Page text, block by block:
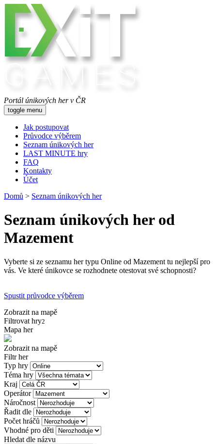
Portál únikových her v ČR
toggle menu
Jak postupovat
Průvodce výběrem
Seznam únikových her
LAST MINUTE hry
FAQ
Kontakty
Účet
Domů > Seznam únikových her
Seznam únikových her od
Mazement
Vyberte si ze seznamu her typu Online od Mazement tu nejlepší pro
vás. Ve které únikovce se rozhodnete otestovat své schopnosti?
Spustit průvodce výběrem
Zobrazit na mapě
Filtrovat hry2
Mapa her
Zobrazit na mapě
Filtr her
Typ hry
Téma hry
Kraj
Operátor
Náročnost
Řadit dle
Počet hráčů
Vhodné pro děti
Hledat dle názvu